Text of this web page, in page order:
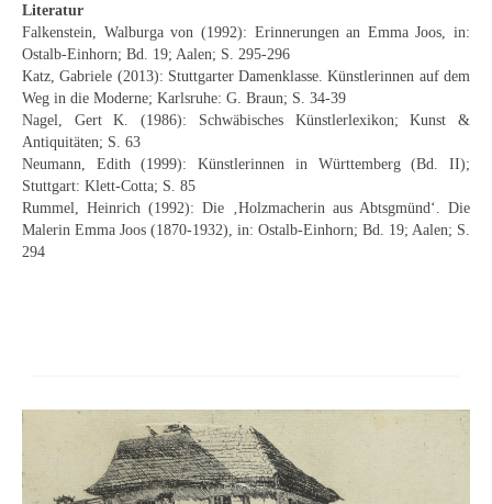
Tägliche Dosis Kunst
Themenflyer
Themenflyer: Trügerische Idyllen
Themenflyer: Buch und Schrift in der Kunst
Themenflyer: Sehnsucht Süden
Themenflyer: Walter Becker
Weitere Themenflyer
Buchempfehlungen
Literatur
Falkenstein, Walburga von (1992): Erinnerungen an Emma Joos, in:
Ostalb-Einhorn; Bd. 19; Aalen; S. 295-296
Katz, Gabriele (2013): Stuttgarter Damenklasse. Künstlerinnen auf dem
Weg in die Moderne; Karlsruhe: G. Braun; S. 34-39
Nagel, Gert K. (1986): Schwäbisches Künstlerlexikon; Kunst &
Antiquitäten; S. 63
Neumann, Edith (1999): Künstlerinnen in Württemberg (Bd. II);
Stuttgart: Klett-Cotta; S. 85
Rummel, Heinrich (1992): Die ‚Holzmacherin aus Abtsgmünd‘. Die
Malerin Emma Joos (1870-1932), in: Ostalb-Einhorn; Bd. 19; Aalen; S.
294